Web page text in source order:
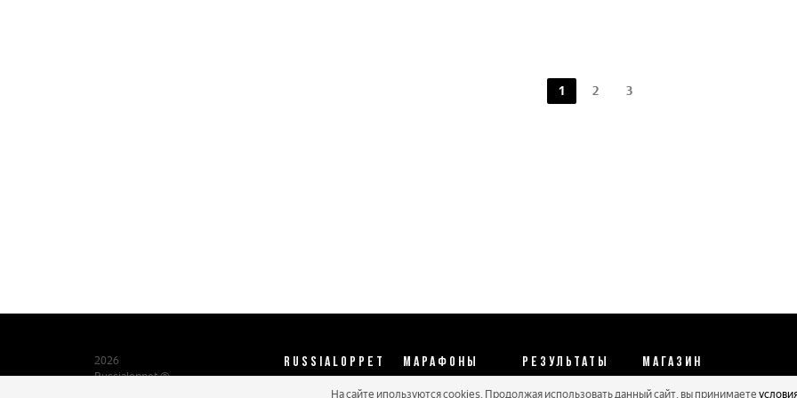
1 2 3
2026
Russialoppet ®
RUSSIALOPPET МАРАФОНЫ РЕЗУЛЬТАТЫ МАГАЗИН
Календарь 2026 Протоколы 2025 Реквизиты
На сайте ипользуются cookies. Продолжая использовать данный сайт, вы принимаете